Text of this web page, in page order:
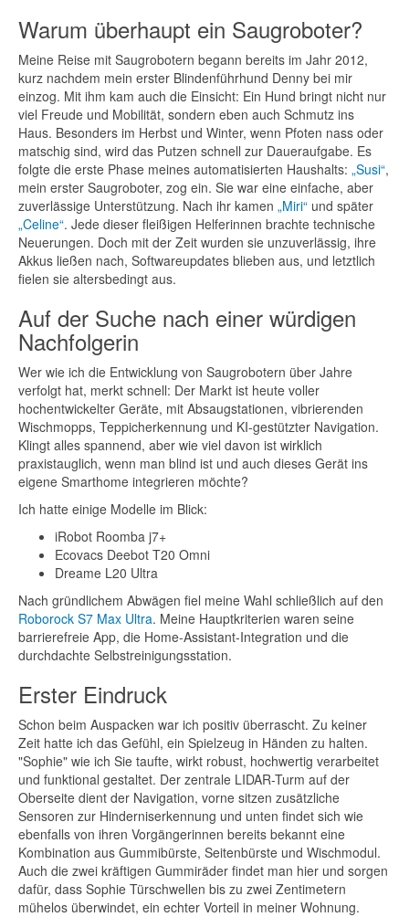
Warum überhaupt ein Saugroboter?
Meine Reise mit Saugrobotern begann bereits im Jahr 2012,
kurz nachdem mein erster Blindenführhund Denny bei mir
einzog. Mit ihm kam auch die Einsicht: Ein Hund bringt nicht nur
viel Freude und Mobilität, sondern eben auch Schmutz ins
Haus. Besonders im Herbst und Winter, wenn Pfoten nass oder
matschig sind, wird das Putzen schnell zur Daueraufgabe. Es
folgte die erste Phase meines automatisierten Haushalts: „Susi“,
mein erster Saugroboter, zog ein. Sie war eine einfache, aber
zuverlässige Unterstützung. Nach ihr kamen „Miri“ und später
„Celine“. Jede dieser fleißigen Helferinnen brachte technische
Neuerungen. Doch mit der Zeit wurden sie unzuverlässig, ihre
Akkus ließen nach, Softwareupdates blieben aus, und letztlich
fielen sie altersbedingt aus.
Auf der Suche nach einer würdigen
Nachfolgerin
Wer wie ich die Entwicklung von Saugrobotern über Jahre
verfolgt hat, merkt schnell: Der Markt ist heute voller
hochentwickelter Geräte, mit Absaugstationen, vibrierenden
Wischmopps, Teppicherkennung und KI-gestützter Navigation.
Klingt alles spannend, aber wie viel davon ist wirklich
praxistauglich, wenn man blind ist und auch dieses Gerät ins
eigene Smarthome integrieren möchte?
Ich hatte einige Modelle im Blick:
iRobot Roomba j7+
Ecovacs Deebot T20 Omni
Dreame L20 Ultra
Nach gründlichem Abwägen fiel meine Wahl schließlich auf den
Roborock S7 Max Ultra. Meine Hauptkriterien waren seine
barrierefreie App, die Home-Assistant-Integration und die
durchdachte Selbstreinigungsstation.
Erster Eindruck
Schon beim Auspacken war ich positiv überrascht. Zu keiner
Zeit hatte ich das Gefühl, ein Spielzeug in Händen zu halten.
"Sophie" wie ich Sie taufte, wirkt robust, hochwertig verarbeitet
und funktional gestaltet. Der zentrale LIDAR-Turm auf der
Oberseite dient der Navigation, vorne sitzen zusätzliche
Sensoren zur Hinderniserkennung und unten findet sich wie
ebenfalls von ihren Vorgängerinnen bereits bekannt eine
Kombination aus Gummibürste, Seitenbürste und Wischmodul.
Auch die zwei kräftigen Gummiräder findet man hier und sorgen
dafür, dass Sophie Türschwellen bis zu zwei Zentimetern
mühelos überwindet, ein echter Vorteil in meiner Wohnung.